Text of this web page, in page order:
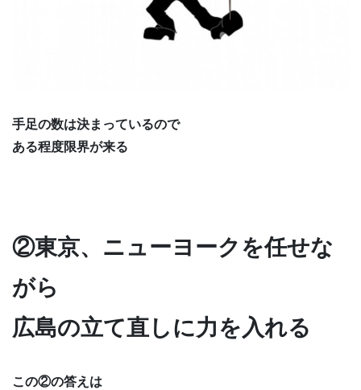
手足の数は決まっているので
ある程度限界が来る
②東京、ニューヨークを任せな
がら
広島の立て直しに力を入れる
この②の答えは